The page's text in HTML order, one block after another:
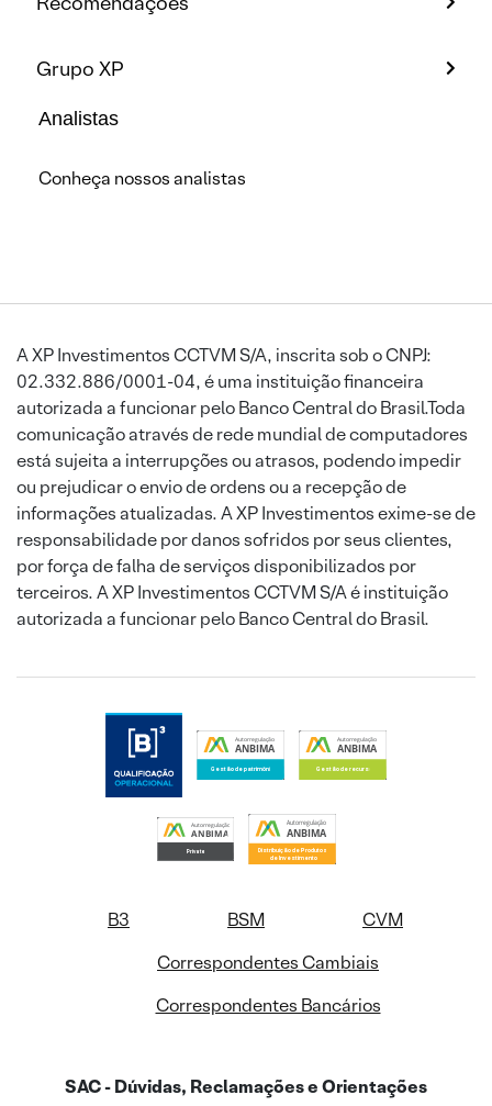
Grupo XP
Analistas
Conheça nossos analistas
A XP Investimentos CCTVM S/A, inscrita sob o CNPJ:
02.332.886/0001-04, é uma instituição financeira
autorizada a funcionar pelo Banco Central do Brasil.Toda
comunicação através de rede mundial de computadores
está sujeita a interrupções ou atrasos, podendo impedir
ou prejudicar o envio de ordens ou a recepção de
informações atualizadas. A XP Investimentos exime-se de
responsabilidade por danos sofridos por seus clientes,
por força de falha de serviços disponibilizados por
terceiros. A XP Investimentos CCTVM S/A é instituição
autorizada a funcionar pelo Banco Central do Brasil.
B3 BSM
CVM
Correspondentes Cambiais
Correspondentes Bancários
SAC - Dúvidas, Reclamações e Orientações